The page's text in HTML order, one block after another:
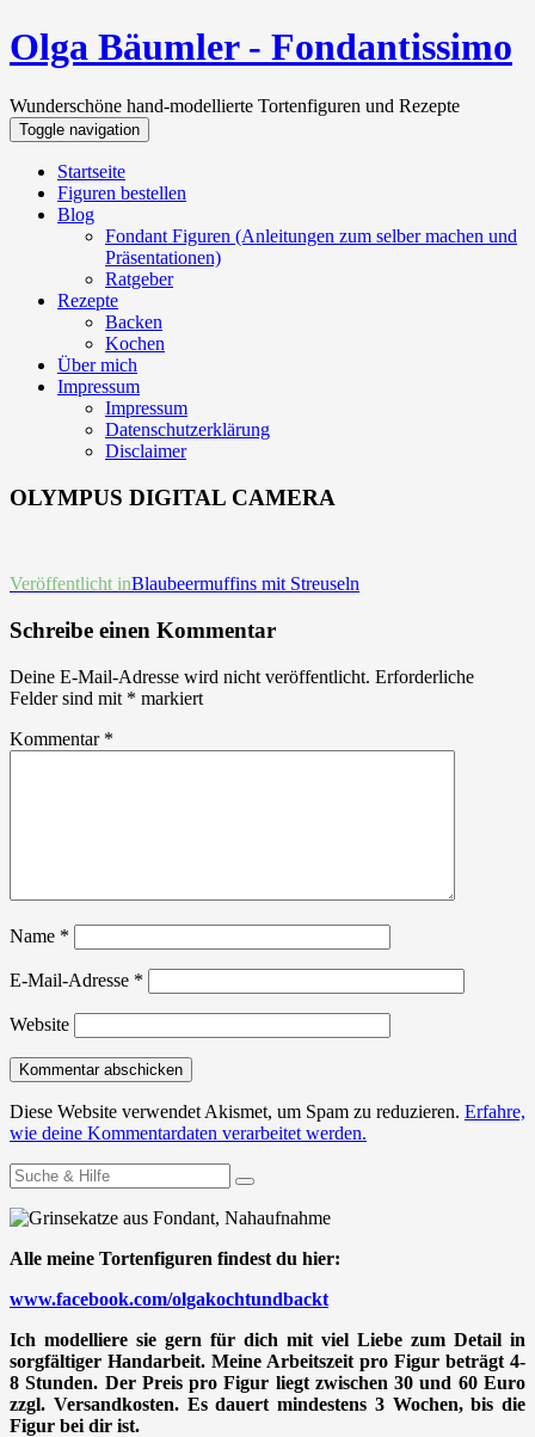
Olga Bäumler - Fondantissimo
Wunderschöne hand-modellierte Tortenfiguren und Rezepte
Toggle navigation
Startseite
Figuren bestellen
Blog
Fondant Figuren (Anleitungen zum selber machen und
Präsentationen)
Ratgeber
Rezepte
Backen
Kochen
Über mich
Impressum
Impressum
Datenschutzerklärung
Disclaimer
OLYMPUS DIGITAL CAMERA
Beitrags-
Veröffentlicht inBlaubeermuffins mit Streuseln
Schreibe einen Kommentar
Deine E-Mail-Adresse wird nicht veröffentlicht. Erforderliche
Felder sind mit * markiert
Kommentar *
Name *
E-Mail-Adresse *
Website
Diese Website verwendet Akismet, um Spam zu reduzieren. Erfahre,
wie deine Kommentardaten verarbeitet werden.
Suchen
nach:
Alle meine Tortenfiguren findest du hier:
www.facebook.com/olgakochtundbackt
Ich modelliere sie gern für dich mit viel Liebe zum Detail in
sorgfältiger Handarbeit. Meine Arbeitszeit pro Figur beträgt 4-
8 Stunden. Der Preis pro Figur liegt zwischen 30 und 60 Euro
zzgl. Versandkosten. Es dauert mindestens 3 Wochen, bis die
Figur bei dir ist.